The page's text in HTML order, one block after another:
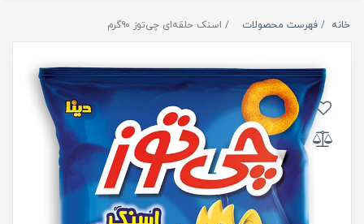
خانه فهرست محصولات اسنک حلقه‌ای چی‌توز ۹۰گرم